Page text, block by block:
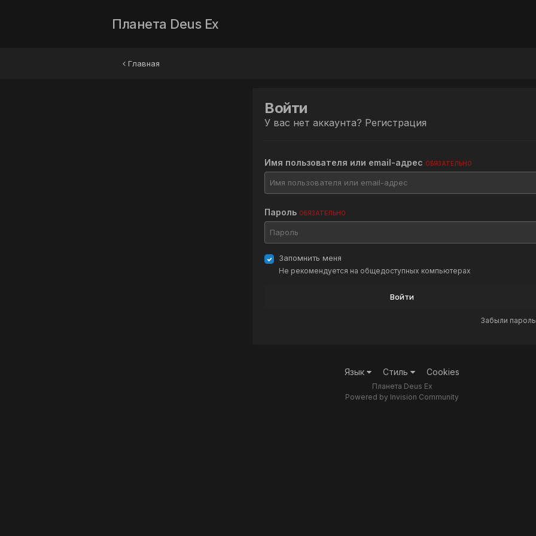
Планета Deus Ex
Главная
Войти
У вас нет аккаунта? Регистрация
Имя пользователя или email-адрес ОБЯЗАТЕЛЬНО
Пароль ОБЯЗАТЕЛЬНО
Запомнить меня
Не рекомендуется на общедоступных компьютерах
Войти
Забыли
Язык Стиль Cookies
Планета Deus Ex
Powered by Invision Community